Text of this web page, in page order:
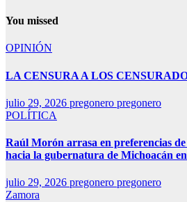
You missed
OPINIÓN
LA CENSURA A LOS
julio 29, 2026 pregonero pregonero
POLÍTICA
Raúl Morón arrasa en preferencias
hacia la gubernatura de Michoacán
julio 29, 2026 pregonero pregonero
Zamora